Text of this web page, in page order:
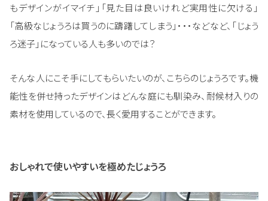
もデザインがイマイチ」「見た目は良いけれど実用性に欠ける」
「高級なじょうろは買うのに躊躇してしまう」・・・などなど、「じょう
ろ迷子」になっている人も多いのでは？
そんな人にこそ手にしてもらいたいのが、こちらのじょうろです。機
能性を併せ持ったデザインはどんな庭にも馴染み、耐候材入りの
素材を使用しているので、長く愛用することができます。
おしゃれで使いやすいを極めたじょうろ